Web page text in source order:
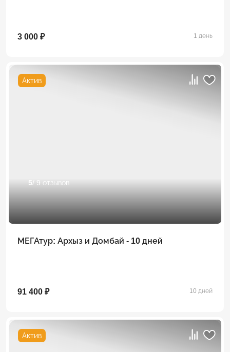
3 000 ₽ 1 день
Актив
5/ 9 отзывов
МЕГАтур: Архыз и Домбай - 10 дней
91 400 ₽ 10 дней
Актив